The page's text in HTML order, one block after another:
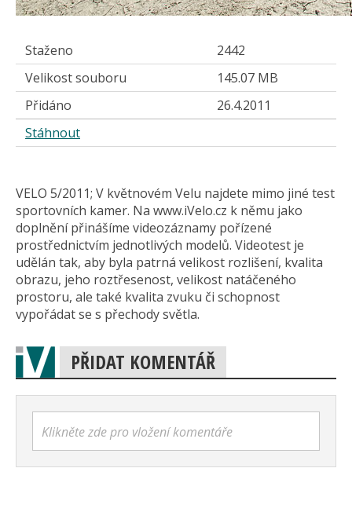
Staženo
2442
Velikost souboru
145.07 MB
Přidáno
26.4.2011
Stáhnout
VELO 5/2011; V květnovém Velu najdete mimo jiné test
sportovních kamer. Na www.iVelo.cz k němu jako
doplnění přinášíme videozáznamy pořízené
prostřednictvím jednotlivých modelů. Videotest je
udělán tak, aby byla patrná velikost rozlišení, kvalita
obrazu, jeho roztřesenost, velikost natáčeného
prostoru, ale také kvalita zvuku či schopnost
vypořádat se s přechody světla.
PŘIDAT KOMENTÁŘ
Klikněte zde pro vložení komentáře